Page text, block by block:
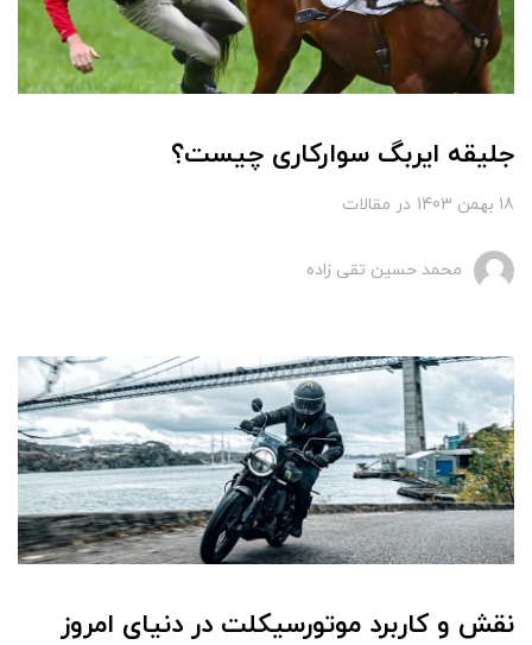
جلیقه ایربگ سوارکاری چیست؟
18 بهمن 1403 در مقالات
محمد حسین تقی زاده
نقش و کاربرد موتورسیکلت در دنیای امروز